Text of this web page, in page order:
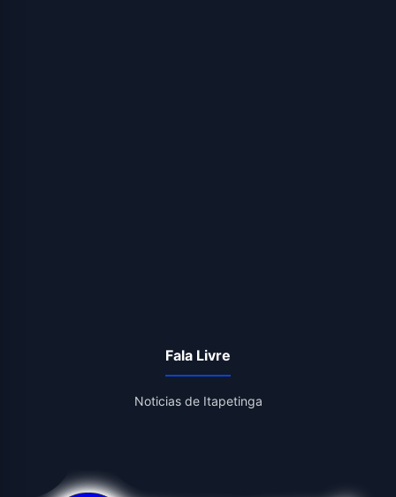
Fala Livre
Noticias de Itapetinga